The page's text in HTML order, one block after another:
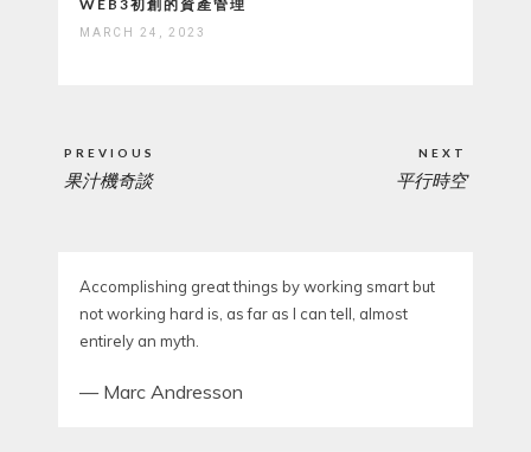
WEB3初創的資產管理
MARCH 24, 2023
navigation
PREVIOUS
PREVIOUS
果汁機奇談
NEXT
平行時空
Accomplishing great things by working smart but
not working hard is, as far as I can tell, almost
entirely an myth.
— Marc Andresson